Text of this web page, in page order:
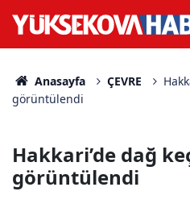
Anasayfa ÇEVRE
görüntülendi
Hakkari’de dağ
görüntülendi